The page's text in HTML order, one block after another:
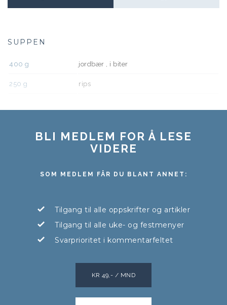
SUPPEN
400 g jordbær , i biter
250 g rips
BLI MEDLEM FOR Å LESE
VIDERE
SOM MEDLEM FÅR DU BLANT ANNET:
Tilgang til alle oppskrifter og artikler
Tilgang til alle uke- og festmenyer
Svarprioritet i kommentarfeltet
KR 49,- / MND